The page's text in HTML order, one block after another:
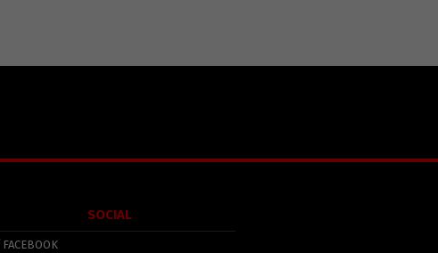
SOCIAL
FACEBOOK